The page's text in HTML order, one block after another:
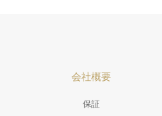
会社概要
保証